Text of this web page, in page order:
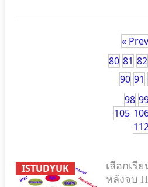
«
80 81 82
90 91
98
105
ISTUDYUK
เลือกเรี
หลังจบ